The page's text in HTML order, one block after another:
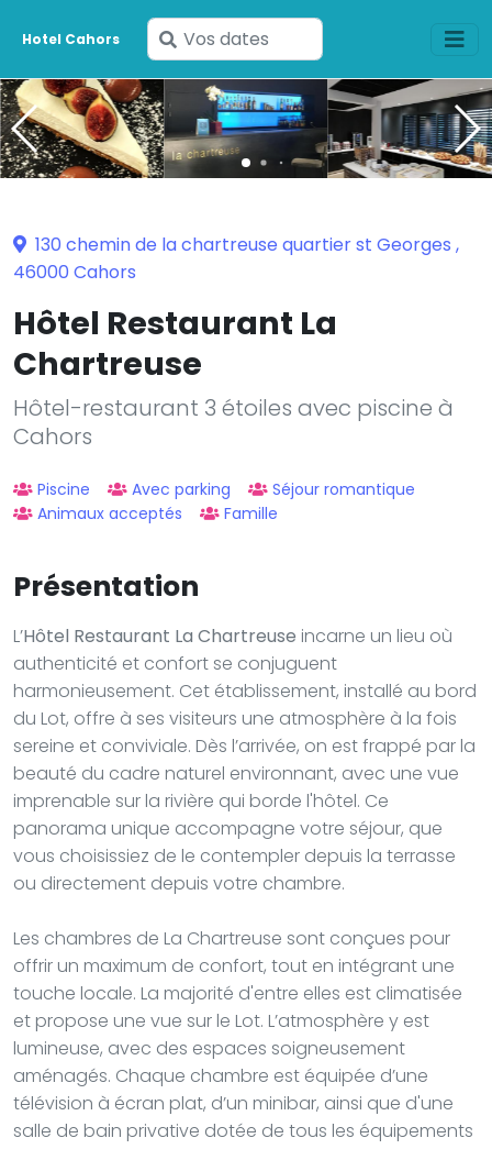
Hotel Cahors
Saisissez
vos
dates
130 chemin de la chartreuse quartier st Georges ,
46000 Cahors
Hôtel Restaurant La
Chartreuse
Hôtel-restaurant 3 étoiles avec piscine à
Cahors
Piscine Avec parking
Séjour romantique
Animaux acceptés
Famille
Présentation
L’Hôtel Restaurant La Chartreuse incarne un lieu où
authenticité et confort se conjuguent
harmonieusement. Cet établissement, installé au bord
du Lot, offre à ses visiteurs une atmosphère à la fois
sereine et conviviale. Dès l’arrivée, on est frappé par la
beauté du cadre naturel environnant, avec une vue
imprenable sur la rivière qui borde l'hôtel. Ce
panorama unique accompagne votre séjour, que
vous choisissiez de le contempler depuis la terrasse
ou directement depuis votre chambre.
Les chambres de La Chartreuse sont conçues pour
offrir un maximum de confort, tout en intégrant une
touche locale. La majorité d'entre elles est climatisée
et propose une vue sur le Lot. L’atmosphère y est
lumineuse, avec des espaces soigneusement
aménagés. Chaque chambre est équipée d’une
télévision à écran plat, d’un minibar, ainsi que d'une
salle de bain privative dotée de tous les équipements